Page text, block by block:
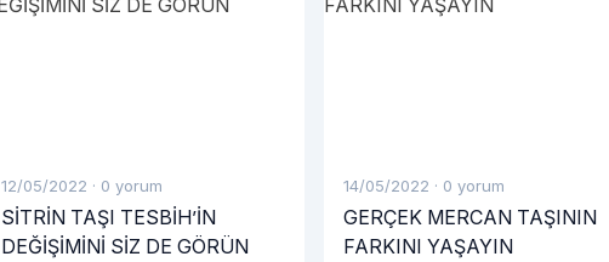
12/05/2022 · 0 yorum
SİTRİN TAŞI TESBİH’İN
DEĞİŞİMİNİ SİZ DE GÖRÜN
14/05/2022 · 0 yorum
GERÇEK MERCAN TAŞININ
FARKINI YAŞAYIN